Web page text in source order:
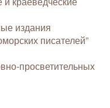
издания
писателей”
просветительных